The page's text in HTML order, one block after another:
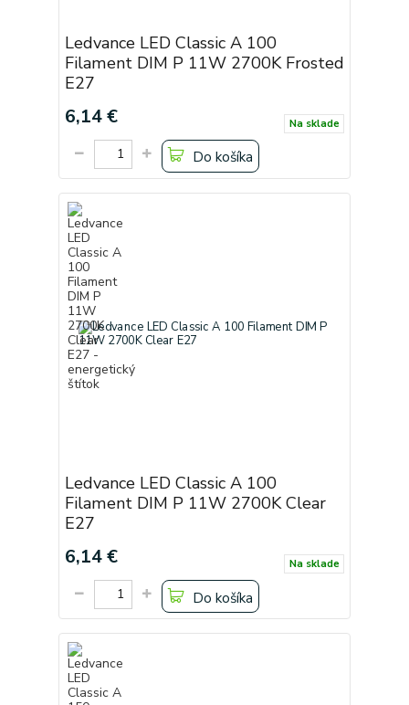
Ledvance LED Classic A 100
Filament DIM P 11W 2700K Frosted
E27
6,14 € Na sklade
Do košíka
Ledvance LED Classic A 100
Filament DIM P 11W 2700K Clear
E27
6,14 € Na sklade
Do košíka